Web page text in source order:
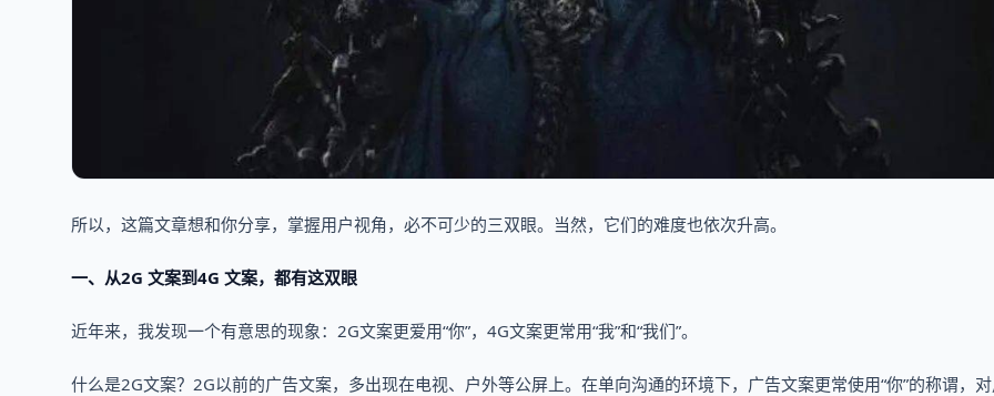
所以，这篇文章想和你分享，掌握用户视角，必不可少的三双眼。当然，它们的难度也依次升高。
一、从2G 文案到4G 文案，都有这双眼
近年来，我发现一个有意思的现象：2G文案更爱用“你”，4G文案更常用“我”和“我们”。
什么是2G文案？2G以前的广告文案，多出现在电视、户外等公屏上。在单向沟通的环境下，广告文案更常使用“你”的称谓，